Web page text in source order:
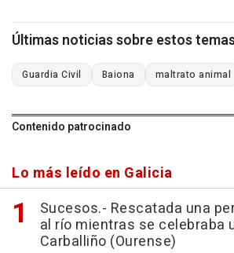
Últimas noticias sobre estos
Guardia Civil Baiona maltrato animal
Contenido patrocinado
Lo más leído en Galicia
Sucesos.- Rescatada una
al río mientras se celebraba
Carballiño (Ourense)